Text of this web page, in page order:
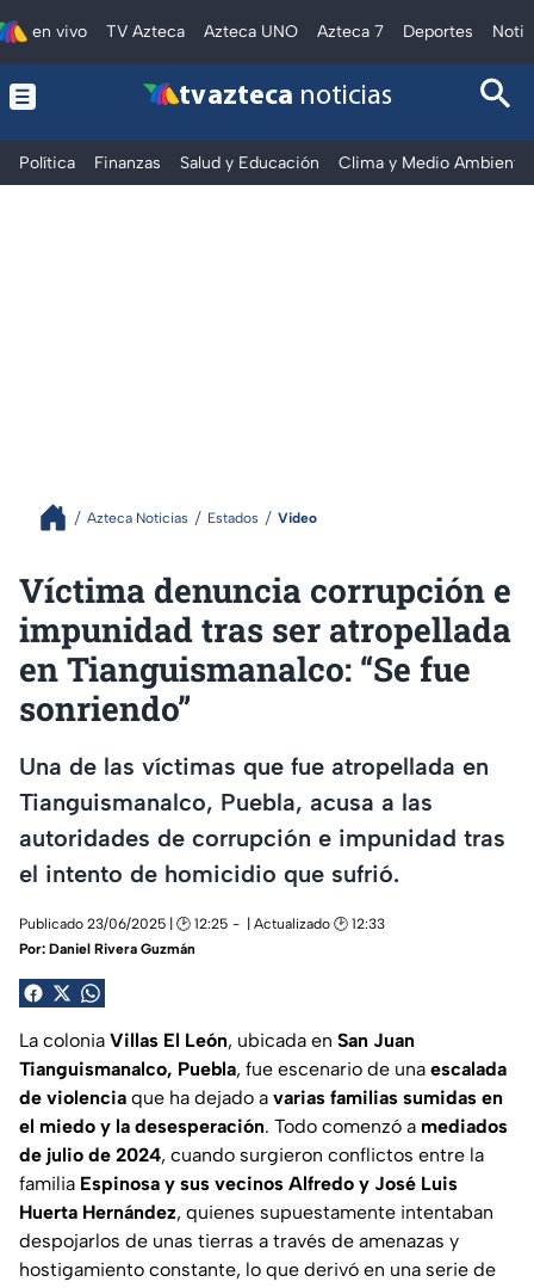
en vivo TV Azteca Azteca UNO Azteca 7 Deportes
tv azteca noticias
Política Finanzas Salud y Educación Clima y Medio Ambiente
Azteca Noticias Estados Video
Víctima denuncia corrupción e
impunidad tras ser atropellada
en Tianguismanalco: “Se fue
sonriendo”
Una de las víctimas que fue atropellada en
Tianguismanalco, Puebla, acusa a las
autoridades de corrupción e impunidad tras
el intento de homicidio que sufrió.
Publicado 23/06/2025 | 🕑 12:25
| Actualizado 🕑 12:33
Por: Daniel Rivera Guzmán
La colonia Villas El León, ubicada en San Juan
Tianguismanalco, Puebla, fue escenario de una escalada
de violencia que ha dejado a varias familias sumidas en
el miedo y la desesperación. Todo comenzó a mediados
de julio de 2024, cuando surgieron conflictos entre la
familia Espinosa y sus vecinos Alfredo y José Luis
Huerta Hernández, quienes supuestamente intentaban
despojarlos de unas tierras a través de amenazas y
hostigamiento constante, lo que derivó en una serie de